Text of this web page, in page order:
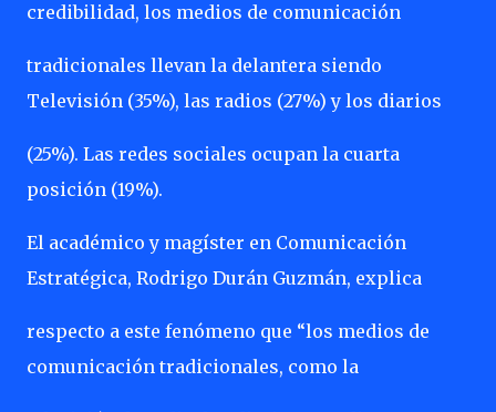
credibilidad, los medios de comunicación
tradicionales llevan la delantera siendo
Televisión (35%), las radios (27%) y los diarios
(25%). Las redes sociales ocupan la cuarta
posición (19%).
El académico y magíster en Comunicación
Estratégica, Rodrigo Durán Guzmán, explica
respecto a este fenómeno que “los medios de
comunicación tradicionales, como la